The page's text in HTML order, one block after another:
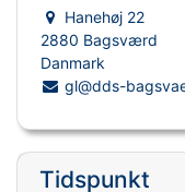
Hanehøj 22
2880 Bagsværd
Danmark
gl@dds-
Tidspunkt